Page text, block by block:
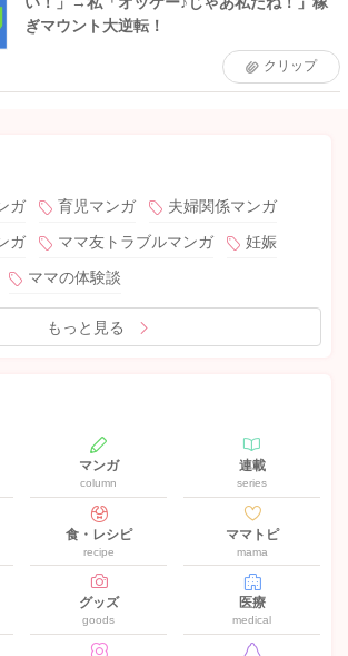
ぎマウント大逆転！
クリップ
ガ 育児マンガ
夫婦関係マンガ
ガ
ママ友トラブルマンガ
妊娠
ママの体験談
もっと見る
マンガ
column
連載
series
食・レシピ
recipe
ママトピ
mama
グッズ
goods
医療
medical